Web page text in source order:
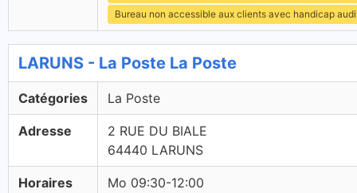
Bureau non accessible aux clients avec handicap
LARUNS - La Poste La Poste
Catégories La Poste
Adresse
2 RUE DU BIALE
64440 LARUNS
Horaires
Mo 09:30-12:00